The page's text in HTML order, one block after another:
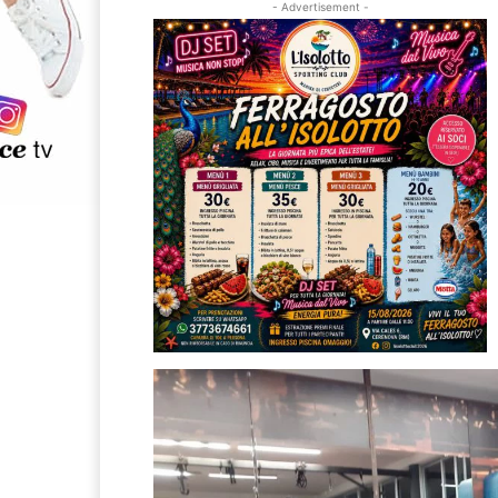
- Advertisement -